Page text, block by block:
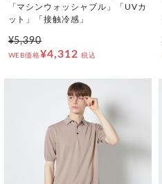
「マシンウォッシャブル」「UVカ
ット」「接触冷感」
¥5,390
WEB価格¥4,312 税込